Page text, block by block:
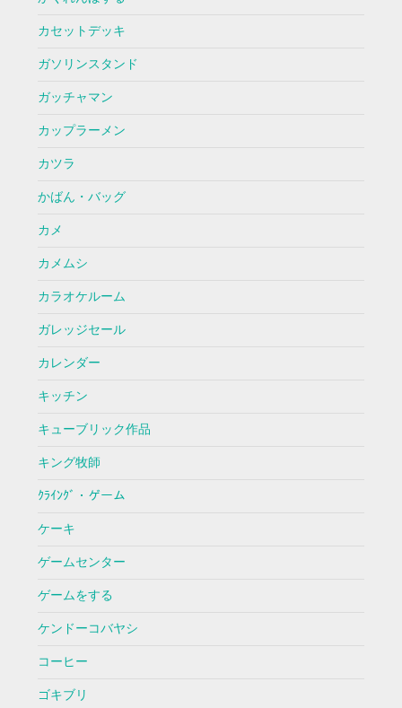
カセットデッキ
ガソリンスタンド
ガッチャマン
カップラーメン
カツラ
かばん・バッグ
カメ
カメムシ
カラオケルーム
ガレッジセール
カレンダー
キッチン
キューブリック作品
キング牧師
ｸﾗｲﾝｸﾞ・ゲーム
ケーキ
ゲームセンター
ゲームをする
ケンドーコバヤシ
コーヒー
ゴキブリ